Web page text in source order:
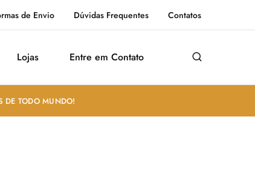
de Envio Dúvidas Frequentes Contatos
Lojas Entre em Contato
DE TODO MUNDO!